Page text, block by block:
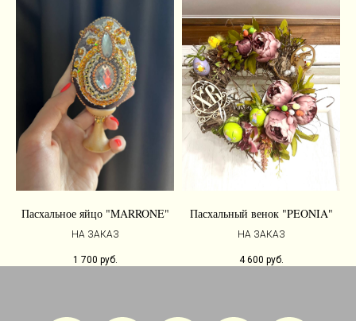
Пасхальное яйцо "MARRONE"
НА ЗАКАЗ
1 700 руб.
Пасхальный венок "PEONIA"
НА ЗАКАЗ
4 600 руб.